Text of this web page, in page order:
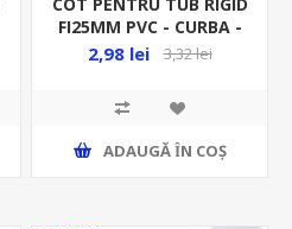
FI25MM PVC - CURBA -
RACORD RIGID
2,98 lei 3,32 lei
ADAUGĂ ȊN COŞ